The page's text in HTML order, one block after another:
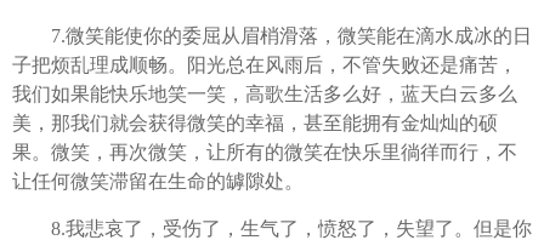
7.微笑能使你的委屈从眉梢滑落，微笑能在滴水成冰的日
子把烦乱理成顺畅。阳光总在风雨后，不管失败还是痛苦，
我们如果能快乐地笑一笑，高歌生活多么好，蓝天白云多么
美，那我们就会获得微笑的幸福，甚至能拥有金灿灿的硕
果。微笑，再次微笑，让所有的微笑在快乐里徜徉而行，不
让任何微笑滞留在生命的罅隙处。
8.我悲哀了，受伤了，生气了，愤怒了，失望了。但是你